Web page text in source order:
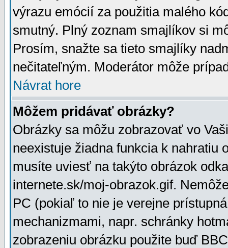
výrazu emócií za použitia malého
smutný. Plný zoznam smajlíkov si
Prosím, snažte sa tieto smajlíky
nečitateľným. Moderátor môže
Návrat hore
Môžem pridávať obrázky?
Obrázky sa môžu zobrazovať vo
neexistuje žiadna funkcia k nahratiu
musíte uviesť na takýto obrázok
internete.sk/moj-obrazok.gif.
PC (pokiaľ to nie je verejne
mechanizmami, napr. schránky
zobrazeniu obrázku použite buď